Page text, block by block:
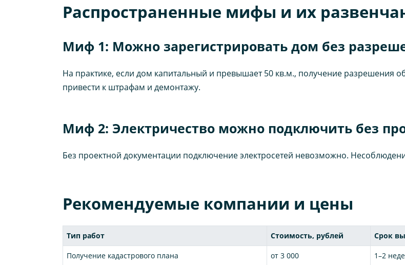
Распространенные мифы и их
Миф 1: Можно зарегистрировать дом без
На практике, если дом капитальный и превышает 50 кв.м., получение разрешения
привести к штрафам и демонтажу.
Миф 2: Электричество можно подключить без
Без проектной документации подключение электросетей невозможно.
Рекомендуемые компании и цены
Тип работ Стоимость, рублей Срок
Получение кадастрового плана от 3 000 1–2